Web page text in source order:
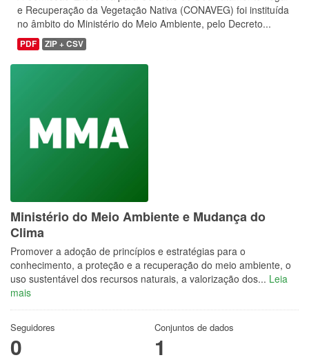
e Recuperação da Vegetação Nativa (CONAVEG) foi instituída
no âmbito do Ministério do Meio Ambiente, pelo Decreto...
PDF ZIP + CSV
Ministério do Meio Ambiente e Mudança do
Clima
Promover a adoção de princípios e estratégias para o
conhecimento, a proteção e a recuperação do meio ambiente, o
uso sustentável dos recursos naturais, a valorização dos... Leia
mais
Seguidores
0
Conjuntos de dados
1